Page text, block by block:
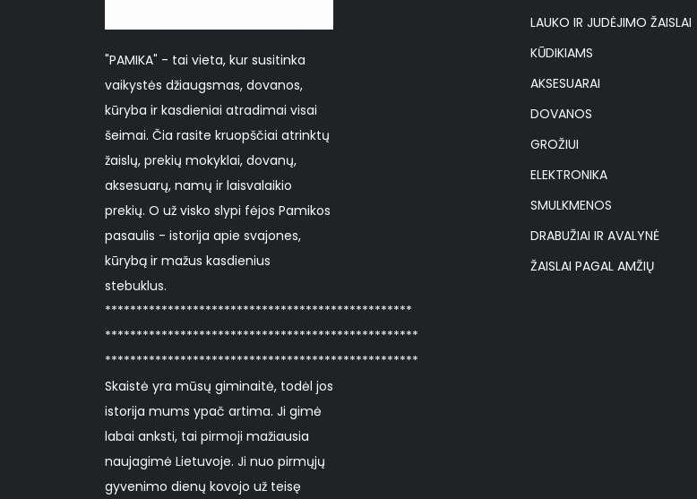
"PAMIKA" - tai vieta, kur susitinka
vaikystės džiaugsmas, dovanos,
kūryba ir kasdieniai atradimai visai
šeimai. Čia rasite kruopščiai atrinktų
žaislų, prekių mokyklai, dovanų,
aksesuarų, namų ir laisvalaikio
prekių. O už visko slypi fėjos Pamikos
pasaulis - istorija apie svajones,
kūrybą ir mažus kasdienius
stebuklus.
*************************************************
**************************************************
**************************************************
Skaistė yra mūsų giminaitė, todėl jos
istorija mums ypač artima. Ji gimė
labai anksti, tai pirmoji mažiausia
naujagimė Lietuvoje. Ji nuo pirmųjų
gyvenimo dienų kovojo už teisę
LAUKO IR JUDĖJIMO ŽAISLAI
KŪDIKIAMS
AKSESUARAI
DOVANOS
GROŽIUI
ELEKTRONIKA
SMULKMENOS
DRABUŽIAI IR AVALYNĖ
ŽAISLAI PAGAL AMŽIŲ